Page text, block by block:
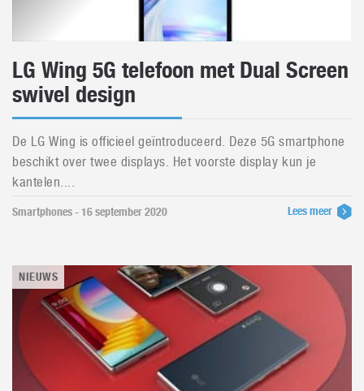
LG Wing 5G telefoon met Dual Screen
swivel design
De LG Wing is officieel geïntroduceerd. Deze 5G smartphone
beschikt over twee displays. Het voorste display kun je
kantelen....
Smartphones - 16 september 2020 Lees meer
NIEUWS